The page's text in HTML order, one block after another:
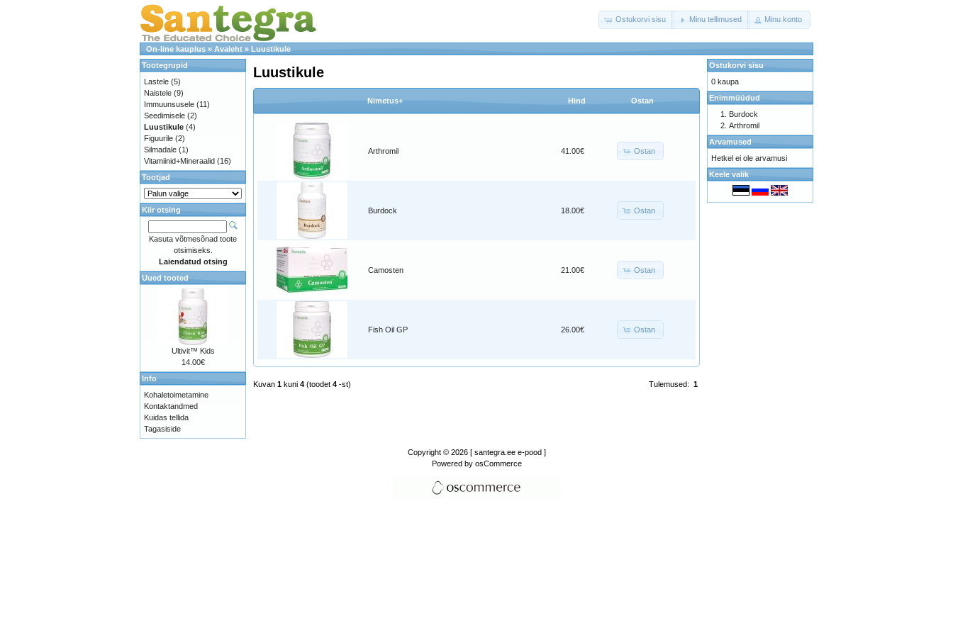
Ostukorvi sisu Minu tellimused Minu konto
On-line kauplus » Avaleht » Luustikule
Luustikule
Nimetus+ Hind Ostan
Arthromil 41.00€ Ostan
Burdock 18.00€ Ostan
Camosten 21.00€ Ostan
Fish Oil GP 26.00€ Ostan
Tulemused: 1
Kuvan 1 kuni 4 (toodet 4 -st)
Tootegrupid
Lastele (5)
Naistele (9)
Immuunsusele (11)
Seedimisele (2)
Luustikule (4)
Figuurile (2)
Silmadale (1)
Vitamiinid+Mineraalid (16)
Tootjad
Kiir otsing
Kasuta võtmesõnad toote
otsimiseks.
Laiendatud otsing
Uued tooted
Ultivit™ Kids
14.00€
Info
Kohaletoimetamine
Kontaktandmed
Kuidas tellida
Tagasiside
Ostukorvi sisu
0 kaupa
Enimmüüdud
Burdock
Arthromil
Arvamused
Hetkel ei ole arvamusi
Keele valik
Copyright © 2026 [ santegra.ee e-pood ]
Powered by osCommerce